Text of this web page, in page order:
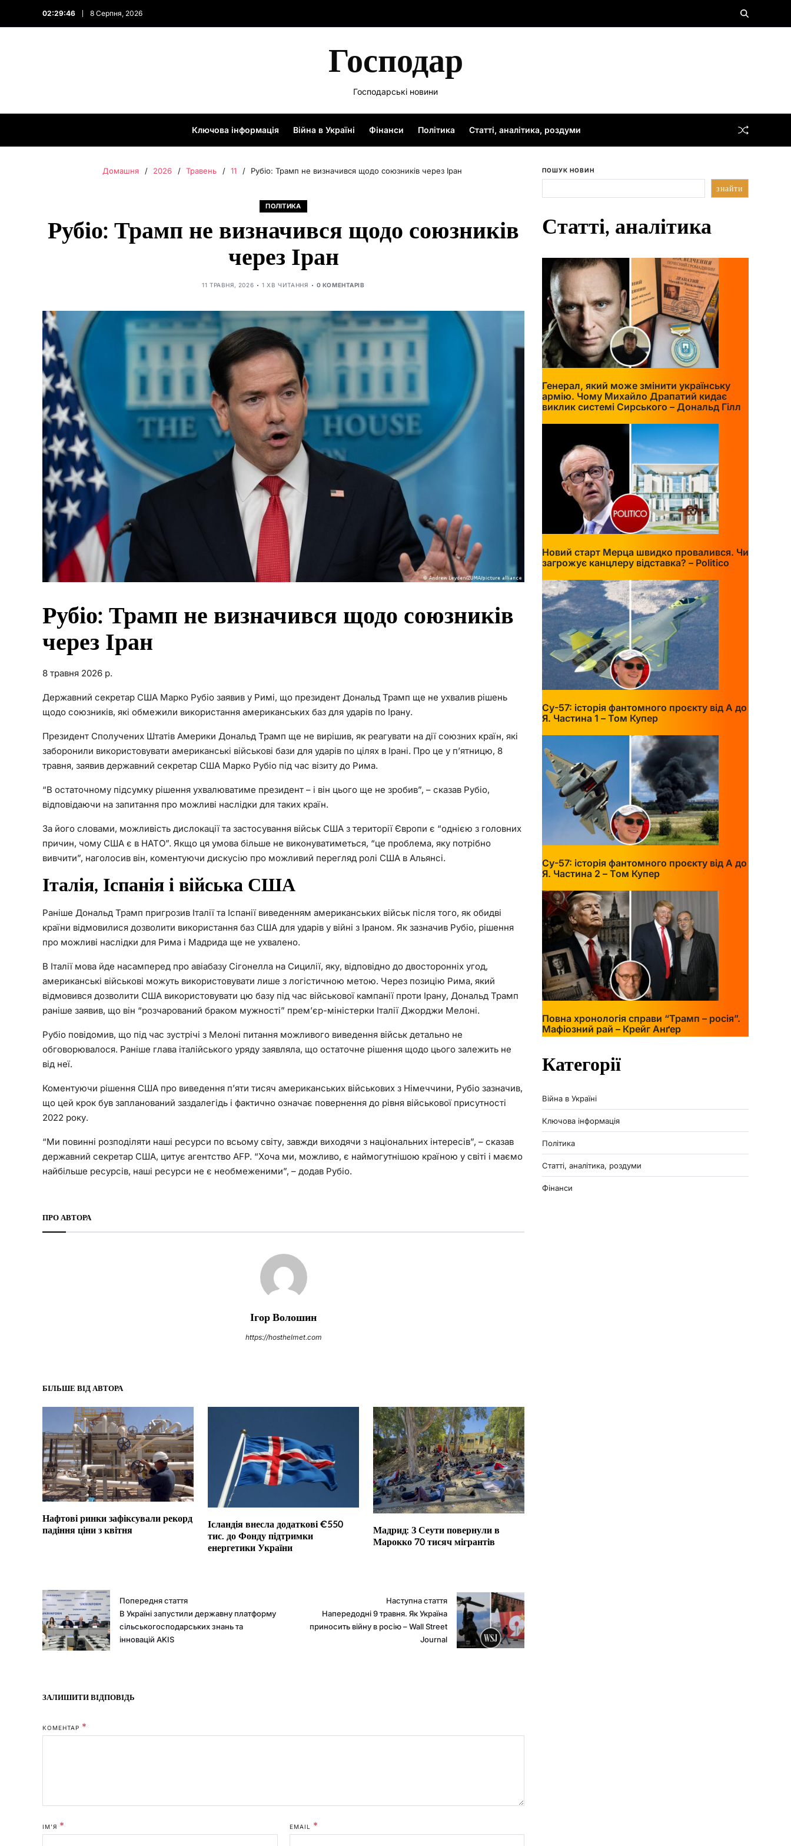
02:29:47 8 Серпня, 2026
Господар
Господарські новини
Ключова інформація Війна в Україні Фінанси Політика Статті, аналітика, роздуми
Домашня 2026 Травень 11 Рубіо: Трамп не визначився щодо союзників через Іран
ПОЛІТИКА
Рубіо: Трамп не визначився щодо союзників
через Іран
11 ТРАВНЯ, 2026 1 ХВ ЧИТАННЯ 0 КОМЕНТАРІВ
Рубіо: Трамп не визначився щодо союзників
через Іран
8 травня 2026 р.
Державний секретар США Марко Рубіо заявив у Римі, що президент Дональд Трамп ще не ухвалив рішень
щодо союзників, які обмежили використання американських баз для ударів по Ірану.
Президент Сполучених Штатів Америки Дональд Трамп ще не вирішив, як реагувати на дії союзних країн, які
заборонили використовувати американські військові бази для ударів по цілях в Ірані. Про це у п’ятницю, 8
травня, заявив державний секретар США Марко Рубіо під час візиту до Рима.
“В остаточному підсумку рішення ухвалюватиме президент – і він цього ще не зробив”, – сказав Рубіо,
відповідаючи на запитання про можливі наслідки для таких країн.
За його словами, можливість дислокації та застосування військ США з території Європи є “однією з головних
причин, чому США є в НАТО”. Якщо ця умова більше не виконуватиметься, “це проблема, яку потрібно
вивчити”, наголосив він, коментуючи дискусію про можливий перегляд ролі США в Альянсі.
Італія, Іспанія і війська США
Раніше Дональд Трамп пригрозив Італії та Іспанії виведенням американських військ після того, як обидві
країни відмовилися дозволити використання баз США для ударів у війні з Іраном. Як зазначив Рубіо, рішення
про можливі наслідки для Рима і Мадрида ще не ухвалено.
В Італії мова йде насамперед про авіабазу Сігонелла на Сицилії, яку, відповідно до двосторонніх угод,
американські військові можуть використовувати лише з логістичною метою. Через позицію Рима, який
відмовився дозволити США використовувати цю базу під час військової кампанії проти Ірану, Дональд Трамп
раніше заявив, що він “розчарований браком мужності” прем’єр-міністерки Італії Джорджи Мелоні.
Рубіо повідомив, що під час зустрічі з Мелоні питання можливого виведення військ детально не
обговорювалося. Раніше глава італійського уряду заявляла, що остаточне рішення щодо цього залежить не
від неї.
Коментуючи рішення США про виведення п’яти тисяч американських військових з Німеччини, Рубіо зазначив,
що цей крок був запланований заздалегідь і фактично означає повернення до рівня військової присутності
2022 року.
“Ми повинні розподіляти наші ресурси по всьому світу, завжди виходячи з національних інтересів”, – сказав
державний секретар США, цитує агентство AFP. “Хоча ми, можливо, є наймогутнішою країною у світі і маємо
найбільше ресурсів, наші ресурси не є необмеженими”, – додав Рубіо.
ПРО АВТОРА
Ігор Волошин
https://hosthelmet.com
БІЛЬШЕ ВІД АВТОРА
Нафтові ринки зафіксували рекорд
падіння ціни з квітня
Ісландія внесла додаткові €550
тис. до Фонду підтримки
енергетики України
Мадрид: З Сеути повернули в
Марокко 70 тисяч мігрантів
Попередня стаття
В Україні запустили державну платформу
сільськогосподарських знань та
інновацій AKIS
Наступна стаття
Напередодні 9 травня. Як Україна
приносить війну в росію – Wall Street
Journal
ЗАЛИШИТИ ВІДПОВІДЬ
КОМЕНТАР *
ІМ'Я * EMAIL *
ПОШУК НОВИН
знайти
Статті, аналітика
Генерал, який може змінити українську
армію. Чому Михайло Драпатий кидає
виклик системі Сирського – Дональд Гілл
Новий старт Мерца швидко провалився. Чи
загрожує канцлеру відставка? – Politico
Су-57: історія фантомного проєкту від А до
Я. Частина 1 – Том Купер
Су-57: історія фантомного проєкту від А до
Я. Частина 2 – Том Купер
Повна хронологія справи “Трамп – росія”.
Мафіозний рай – Крейг Анґер
Категорії
Війна в Україні
Ключова інформація
Політика
Статті, аналітика, роздуми
Фінанси